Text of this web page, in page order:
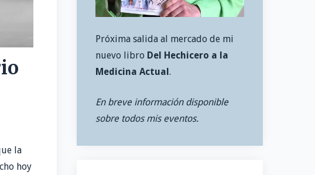
la
hoy
Próxima salida al mercado de mi
nuevo libro Del Hechicero a la
Medicina Actual.
En breve información disponible
sobre todos mis eventos.